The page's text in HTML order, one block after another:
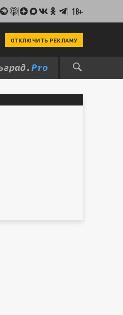
18+
ОТКЛЮЧИТЬ РЕКЛАМУ